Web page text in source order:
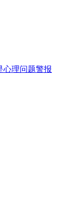
心理问题警报